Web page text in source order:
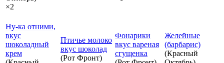
×2
Ну-ка отними,
вкус
шоколадный
крем
Птичье молоко
вкус шоколад
(Рот Фронт)
Фонарики
вкус вареная
сгущенка
Желейные
(барбарис)
(Красный